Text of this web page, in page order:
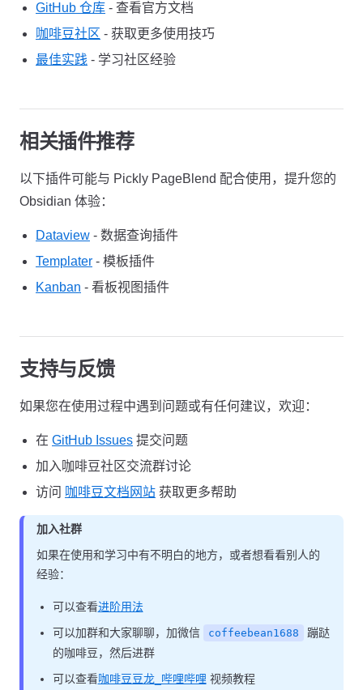
GitHub 仓库 - 查看官方文档
咖啡豆社区 - 获取更多使用技巧
最佳实践 - 学习社区经验
相关插件推荐
以下插件可能与 Pickly PageBlend 配合使用，提升您的
Obsidian 体验：
Dataview - 数据查询插件
Templater - 模板插件
Kanban - 看板视图插件
支持与反馈
如果您在使用过程中遇到问题或有任何建议，欢迎：
在 GitHub Issues 提交问题
加入咖啡豆社区交流群讨论
访问 咖啡豆文档网站 获取更多帮助
加入社群
如果在使用和学习中有不明白的地方，或者想看看别人的
经验：
可以查看进阶用法
可以加群和大家聊聊，加微信
coffeebean1688
蹦跶
的咖啡豆，然后进群
可以查看咖啡豆豆龙_哔哩哔哩 视频教程